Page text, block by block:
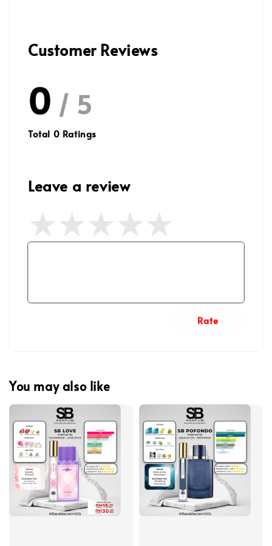
Customer Reviews
0 / 5
Total 0 Ratings
Leave a review
Rate
You may also like